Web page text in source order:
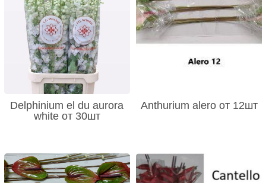
Delphinium el du aurora
white от 30шт
Anthurium alero от 12шт